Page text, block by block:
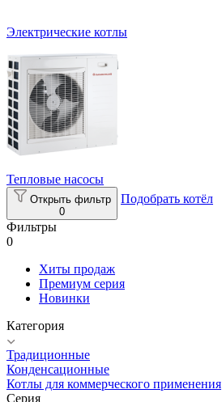
Электрические котлы
Тепловые насосы
Открыть фильтр
0
Подобрать котёл
Фильтры
0
Хиты продаж
Премиум серия
Новинки
Категория
Традиционные
Конденсационные
Котлы для коммерческого применения
Серия